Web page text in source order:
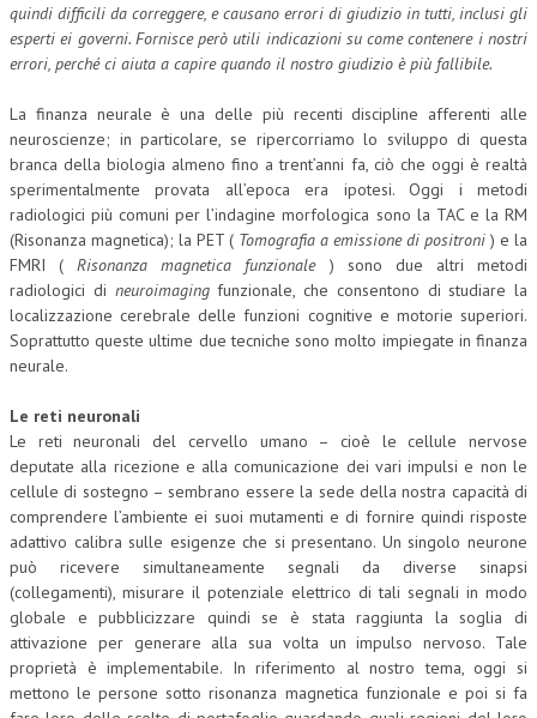
MANUALI E MONOGRAFIE
TESI DI LAUREA
MATERIALE DIDATTICO
INVITI E PROMOZIONI
quindi difficili da correggere, e causano errori di giudizio in tutti, inclusi gli
esperti ei governi. Fornisce però utili indicazioni su come contenere i nostri
errori, perché ci aiuta a capire quando il nostro giudizio è più fallibile.
La finanza neurale è una delle più recenti discipline afferenti alle
neuroscienze; in particolare, se ripercorriamo lo sviluppo di questa
branca della biologia almeno fino a trent’anni fa, ciò che oggi è realtà
sperimentalmente provata all’epoca era ipotesi. Oggi i metodi
radiologici più comuni per l’indagine morfologica sono la TAC e la RM
(Risonanza magnetica); la PET ( Tomografia a emissione di positroni ) e la
FMRI (Risonanza magnetica funzionale) sono due altri metodi
radiologici di neuroimagingfunzionale, che consentono di studiare la
localizzazione cerebrale delle funzioni cognitive e motorie superiori.
Soprattutto queste ultime due tecniche sono molto impiegate in finanza
neurale.
Le reti neuronali
Le reti neuronali del cervello umano – cioè le cellule nervose
deputate alla ricezione e alla comunicazione dei vari impulsi e non le
cellule di sostegno – sembrano essere la sede della nostra capacità di
comprendere l’ambiente ei suoi mutamenti e di fornire quindi risposte
adattivo calibra sulle esigenze che si presentano. Un singolo neurone
può ricevere simultaneamente segnali da diverse sinapsi
(collegamenti), misurare il potenziale elettrico di tali segnali in modo
globale e pubblicizzare quindi se è stata raggiunta la soglia di
attivazione per generare alla sua volta un impulso nervoso. Tale
proprietà è implementabile. In riferimento al nostro tema, oggi si
mettono le persone sotto risonanza magnetica funzionale e poi si fa